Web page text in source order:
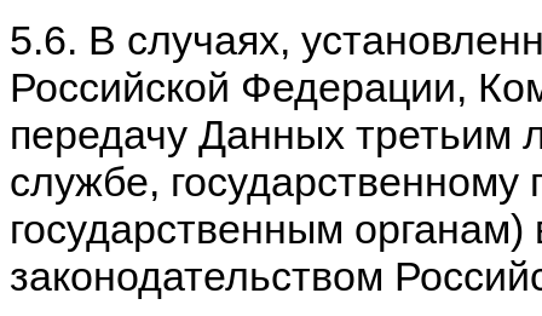
5.6. В случаях,
Российской Федерации,
передачу Данных третьим
службе,
государственным
законодательством